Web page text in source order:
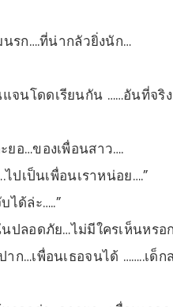
นรก….ที่น่ากลัวยิ่งนัก…
นโดดเรียนกัน ……อันที่จริ
ยอ…ของเพื่อนสาว….
ไปเป็นเพื่อนเราหน่อย….”
ได้ล่ะ…..”
ปลอดภัย…ไม่มีใครเห็นหรอ
ก…เพื่อนเธอจนได้ ……..เด็